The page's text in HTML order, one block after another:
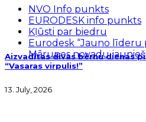
Aizvadītas divas bērnu dienas
“Vasaras virpulis!”
13. July, 2026
NVO Info punkts
EURODESK info punkts
Kļūsti par biedru
Eurodesk “Jauno līderu
Mārupes novadu